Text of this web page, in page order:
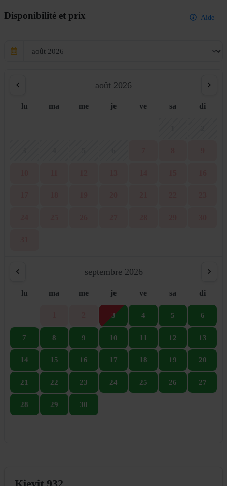
Disponibilité et prix Aide
août 2026
lu ma me je ve sa di
septembre 2026
lu ma me je ve sa di
3 4 5 6
7 8 9 10 11 12 13
14 15 16 17 18 19 20
21 22 23 24 25 26 27
28 29 30